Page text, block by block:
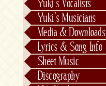
Yuki’s Vocalists
Yuki’s Musicians
Media & Downloads
Lyrics & Song Info
Sheet Music
Discography